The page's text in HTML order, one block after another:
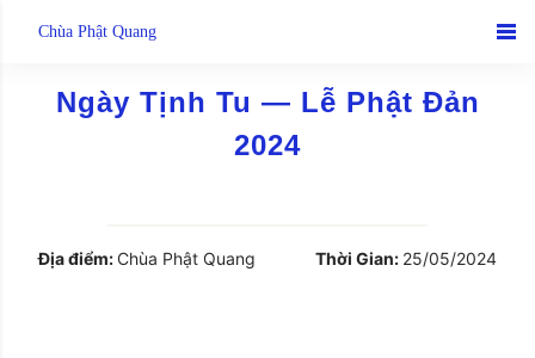
Chùa Phật Quang
Ngày Tịnh Tu — Lễ Phật Đản
2024
Địa điểm: Chùa Phật Quang Thời Gian: 25/05/2024